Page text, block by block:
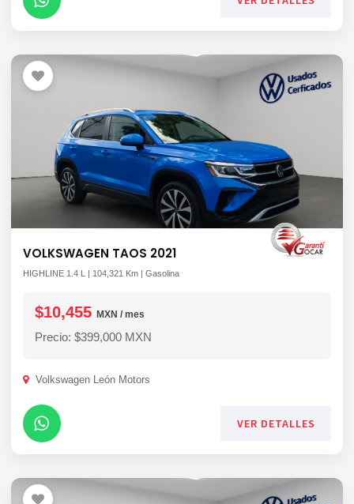
VOLKSWAGEN TAOS 2021
HIGHLINE 1.4 L | 104,321 Km | Gasolina
$10,455 MXN / mes
Precio: $399,000 MXN
Volkswagen León Motors
VER DETALLES